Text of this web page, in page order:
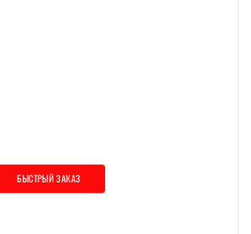
БЫСТРЫЙ ЗАКАЗ